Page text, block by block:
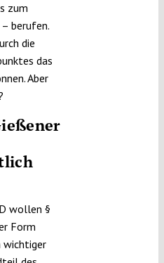
zum
berufen.
die
das
Aber
wollen §
Form
wichtiger